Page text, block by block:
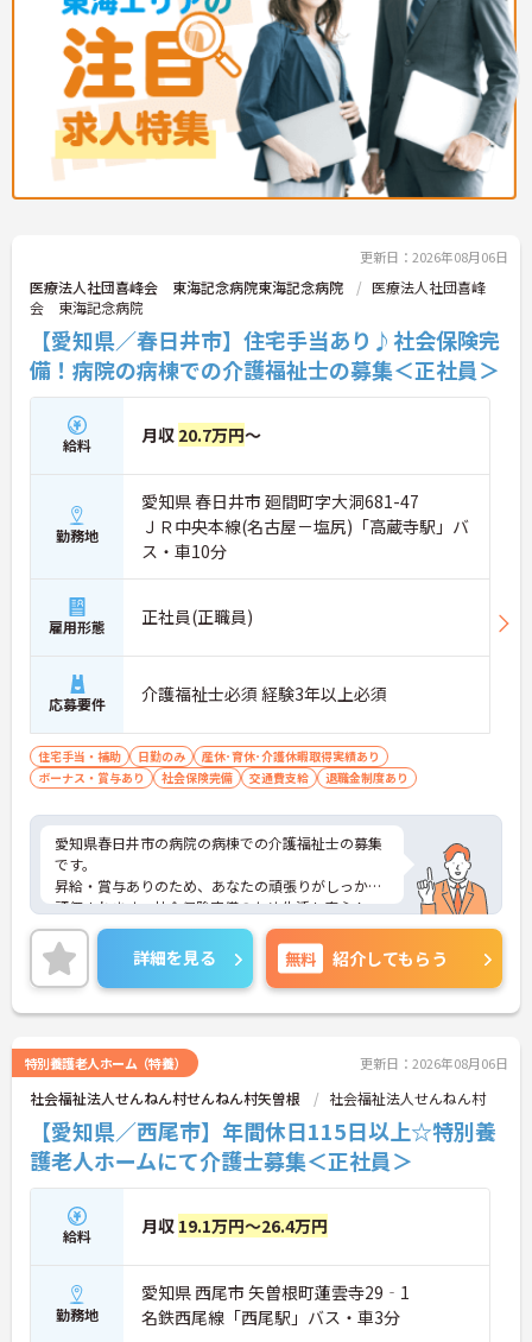
更新日：2026年08月06日
医療法人社団喜峰会 東海記念病院東海記念病院
医療法人社団喜峰
会 東海記念病院
【愛知県／春日井市】住宅手当あり♪社会保険完
備！病院の病棟での介護福祉士の募集＜正社員＞
給料 月収 20.7万円～
勤務地
愛知県 春日井市 廻間町字大洞681-47
ＪＲ中央本線(名古屋－塩尻)「高蔵寺駅」バ
ス・車10分
雇用形態 正社員(正職員)
応募要件 介護福祉士必須 経験3年以上必須
住宅手当・補助 日勤のみ
産休･育休･介護休暇取得実績あり
ボーナス・賞与あり
社会保険完備 交通費支給 退職金制度あり
愛知県春日井市の病院の病棟での介護福祉士の募集
です。
昇給・賞与ありのため、あなたの頑張りがしっかり
評価されます。社会保険完備のため生活も安心！
ご興味のある方は、面接のポイントをお伝えします
のでお気軽にお問い合せください。
詳細を見る 無料 紹介してもらう
特別養護老人ホーム（特養） 更新日：2026年08月06日
社会福祉法人せんねん村せんねん村矢曽根 社会福祉法人せんねん村
【愛知県／西尾市】年間休日115日以上☆特別養
護老人ホームにて介護士募集＜正社員＞
給料 月収 19.1万円～26.4万円
勤務地
愛知県 西尾市 矢曽根町蓮雲寺29‐1
名鉄西尾線「西尾駅」バス・車3分